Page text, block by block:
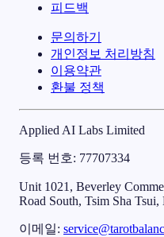
피드백
문의하기
개인정보 처리방침
이용약관
환불 정책
Applied AI Labs Limited
등록 번호: 77707334
Unit 1021, Beverley
Road South, Tsim Sha
이메일: